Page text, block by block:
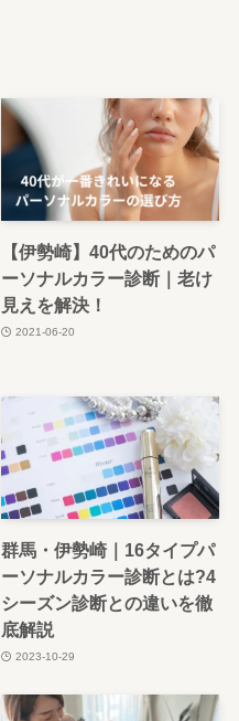
【伊勢崎】40代のためのパ
ーソナルカラー診断｜老け
見えを解決！
2021-06-20
群馬・伊勢崎｜16タイプパ
ーソナルカラー診断とは?4
シーズン診断との違いを徹
底解説
2023-10-29